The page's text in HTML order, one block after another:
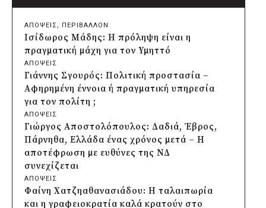
Δήμος Πατρέων: Αντικατάσταση
φωτιστικών μετά τη λεηλασία στο έλος
της Αγυιάς
πριν από μία μέρα
Δήμος Σαρωνικού: Βανδάλισαν το
εκκλησάκι της Μεταμόρφωσης του
Σωτήρος
πριν από μία μέρα
Περιφέρεια Αττικής: Έξι συμπεράσματα
για την ψηφιακή μετάβαση των
επιχειρήσεων
πριν από μία μέρα
Δήμος Σαρωνικού και ΑΡΧΕΛΩΝ
ενημερώνουν τους λουόμενους για τη
συνύπαρξη με τις θαλάσσιες χελώνες
πριν από μία μέρα
ΑΠΟΨΕΙΣ ΠΕΡΙΒΑΛΛΟΝ
Ισίδωρος Μάδης: Η πρόληψη είναι η
πραγματική μάχη για τον Υμηττό
ΑΠΟΨΕΙΣ
Γιάννης Σγουρός: Πολιτική προστασία –
Αφηρημένη έννοια ή πραγματική υπηρεσία
για τον πολίτη ;
ΑΠΟΨΕΙΣ
Γιώργος Αποστολόπουλος: Δαδιά, Έβρος,
Πάρνηθα, Ελλάδα ένας χρόνος μετά – Η
αποτέφρωση με ευθύνες της ΝΔ
συνεχίζεται
ΑΠΟΨΕΙΣ
Φαίνη Χατζηαθανασιάδου: Η ταλαιπωρία
και η γραφειοκρατία καλά κρατούν στο